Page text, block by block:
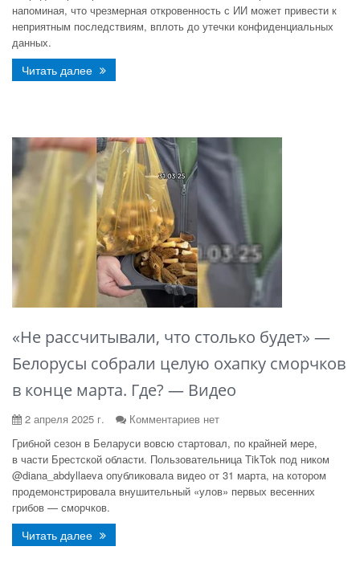
напоминая, что чрезмерная откровенность с ИИ может привести к
неприятным последствиям, вплоть до утечки конфиденциальных
данных.
Читать далее
«Не рассчитывали, что столько будет» —
Белорусы собрали целую охапку сморчков
в конце марта. Где? — Видео
2 апреля 2025 г.
Комментариев нет
Грибной сезон в Беларуси вовсю стартовал, по крайней мере,
в части Брестской области. Пользовательница TikTok под ником
@diana_abdyllaeva опубликовала видео от 31 марта, на котором
продемонстрировала внушительный «улов» первых весенних
грибов — сморчков.
Читать далее